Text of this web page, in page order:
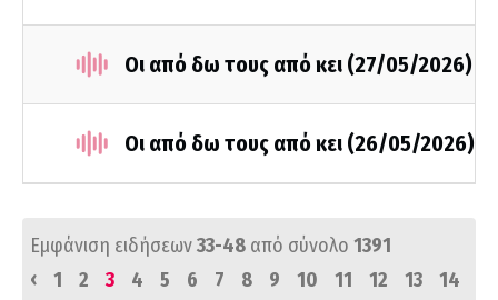
Οι από δω τους από κει (27/05/2026)
Οι από δω τους από κει (26/05/2026)
Εμφάνιση ειδήσεων33-48 από σύνολο 1391
‹
1 2 3 4 5 6 7 8 9 10 11 12 13
14